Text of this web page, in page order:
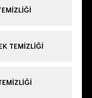
TEMIZLIĞI